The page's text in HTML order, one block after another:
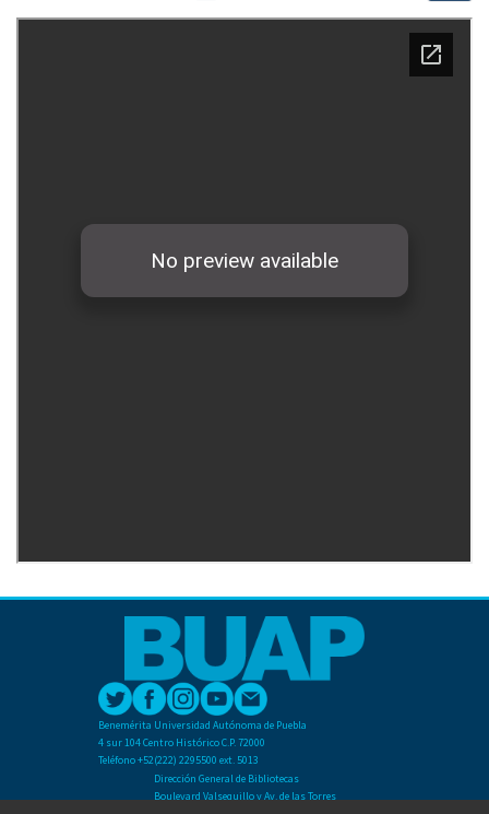
Benemérita Universidad Autónoma de Puebla
4 sur 104 Centro Histórico C.P. 72000
Teléfono +52(222) 2295500 ext. 5013
Dirección General de Bibliotecas
Boulevard Valsequillo y Av. de las Torres